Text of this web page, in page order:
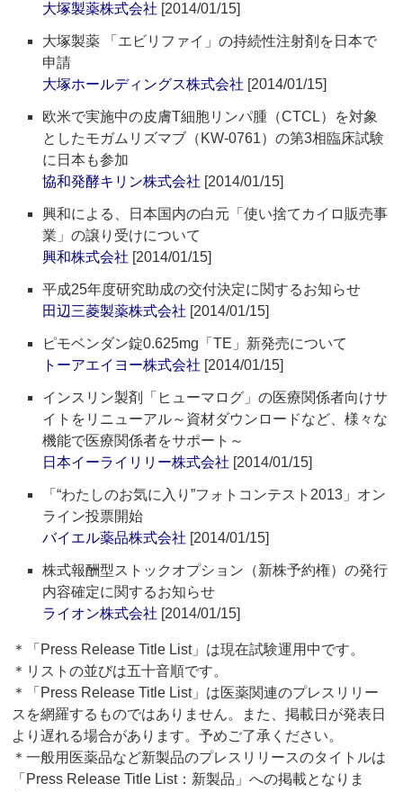
大塚製薬株式会社 [2014/01/15]
大塚製薬 「エビリファイ」の持続性注射剤を日本で
申請
大塚ホールディングス株式会社 [2014/01/15]
欧米で実施中の皮膚T細胞リンパ腫（CTCL）を対象
としたモガムリズマブ（KW-0761）の第3相臨床試験
に日本も参加
協和発酵キリン株式会社 [2014/01/15]
興和による、日本国内の白元「使い捨てカイロ販売事
業」の譲り受けについて
興和株式会社 [2014/01/15]
平成25年度研究助成の交付決定に関するお知らせ
田辺三菱製薬株式会社 [2014/01/15]
ピモベンダン錠0.625mg「TE」新発売について
トーアエイヨー株式会社 [2014/01/15]
インスリン製剤「ヒューマログ」の医療関係者向けサ
イトをリニューアル～資材ダウンロードなど、様々な
機能で医療関係者をサポート～
日本イーライリリー株式会社 [2014/01/15]
「“わたしのお気に入り”フォトコンテスト2013」オン
ライン投票開始
バイエル薬品株式会社 [2014/01/15]
株式報酬型ストックオプション（新株予約権）の発行
内容確定に関するお知らせ
ライオン株式会社 [2014/01/15]
＊「Press Release Title List」は現在試験運用中です。
＊リストの並びは五十音順です。
＊「Press Release Title List」は医薬関連のプレスリリー
スを網羅するものではありません。また、掲載日が発表日
より遅れる場合があります。予めご了承ください。
＊一般用医薬品など新製品のプレスリリースのタイトルは
「Press Release Title List：新製品」への掲載となりま